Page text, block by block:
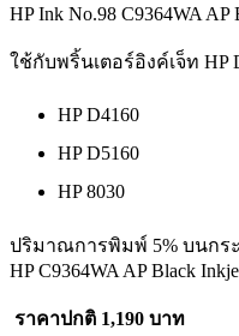
HP Ink No.98 C9364WA AP
ใช้กับพริ้นเตอร์อิงค์เจ็ท HP
HP D4160
HP D5160
HP 8030
ปริมาณการพิมพ์ 5% บนกร
HP C9364WA AP Black
ราคาปกติ 1,190 บาท